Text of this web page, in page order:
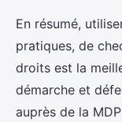
En résumé,
pratiques, de
droits est la
démarche et
auprès de la